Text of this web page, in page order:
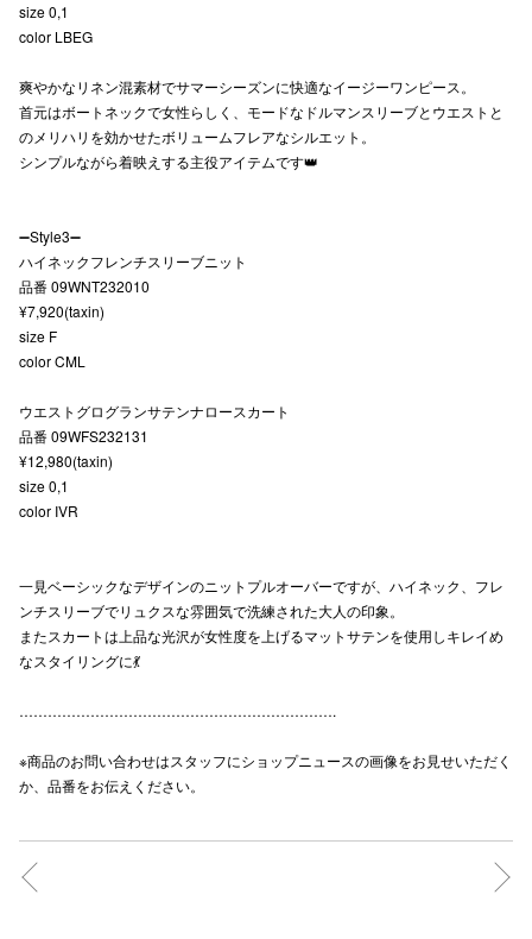
size 0,1
color LBEG
爽やかなリネン混素材でサマーシーズンに快適なイージーワンピース。
首元はボートネックで女性らしく、モードなドルマンスリーブとウエストと
のメリハリを効かせたボリュームフレアなシルエット。
シンプルながら着映えする主役アイテムです👑
➖Style3➖
ハイネックフレンチスリーブニット
品番 09WNT232010
¥7,920(taxin)
size F
color CML
ウエストグログランサテンナロースカート
品番 09WFS232131
¥12,980(taxin)
size 0,1
color IVR
一見ベーシックなデザインのニットプルオーバーですが、ハイネック、フレ
ンチスリーブでリュクスな雰囲気で洗練された大人の印象。
またスカートは上品な光沢が女性度を上げるマットサテンを使用しキレイめ
なスタイリングに💃
………………………………………………………….
※商品のお問い合わせはスタッフにショップニュースの画像をお見せいただく
か、品番をお伝えください。